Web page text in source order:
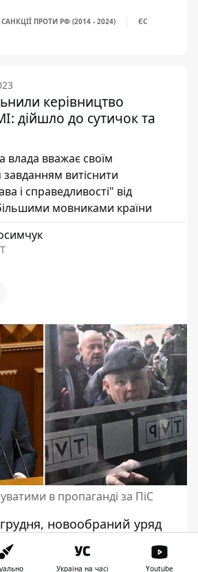
САНКЦІЇ ПРОТИ РФ (2014 - 2024) ЄС
керівництво
дійшло до сутичок та
вважає своїм
витіснити
і справедливості" від
мовниками країни
в пропаганді за ПіС
новообраний уряд
керівників трьох
Вважають, що
Україна на часі Youtube